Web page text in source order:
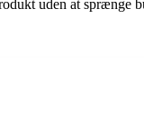
uden at sprænge